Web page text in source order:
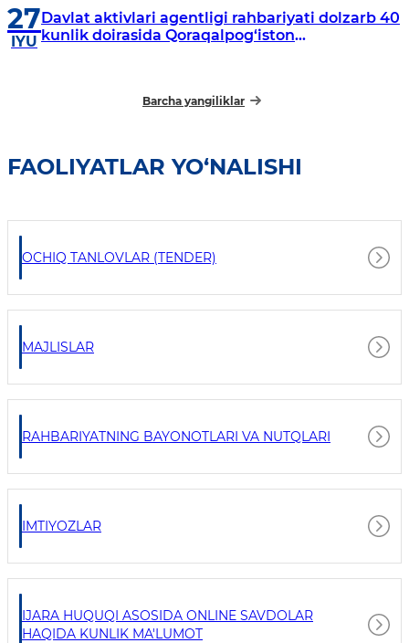
27
IYU
Davlat aktivlari agentligi rahbariyati dolzarb 40
kunlik doirasida Qoraqalpog‘iston
Barcha yangiliklar
FAOLIYATLAR YO‘NALISHI
OCHIQ TANLOVLAR (TENDER)
MAJLISLAR
RAHBARIYATNING BAYONOTLARI VA NUTQLARI
IMTIYOZLAR
IJARA HUQUQI ASOSIDA ONLINE SAVDOLAR
HAQIDA KUNLIK MA'LUMOT